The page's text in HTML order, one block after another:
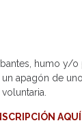
humo y/
apagón de
AQUÍ